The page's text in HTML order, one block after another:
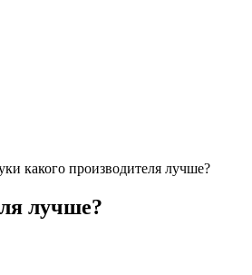
какого производителя лучше?
лучше?